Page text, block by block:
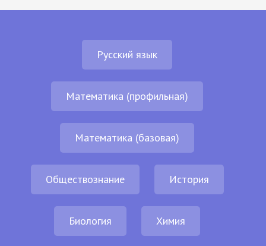
Русский язык
Математика (профильная)
Математика (базовая)
Обществознание История
Биология Химия